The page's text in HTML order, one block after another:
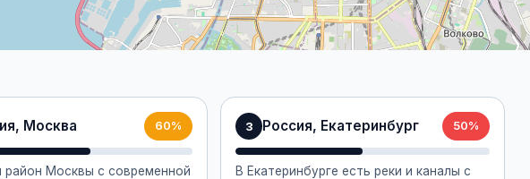
Москва 60%
Москвы с современной
3 Россия, Екатеринбург 50%
В Екатеринбурге есть реки и каналы с